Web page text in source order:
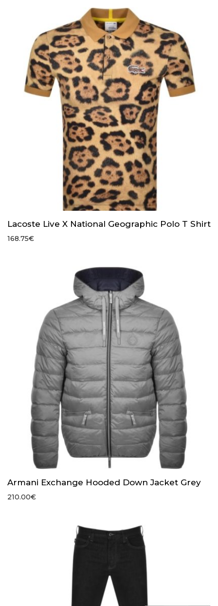
75.00€
à
79.50€
Lacoste Live X National Geographic Polo T Shirt
168.75€
Armani Exchange Hooded Down Jacket Grey
210.00€